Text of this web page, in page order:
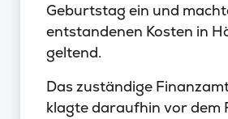
Geburtstag ein und
entstandenen Kosten in
geltend.
Das zuständige
klagte daraufhin vor dem